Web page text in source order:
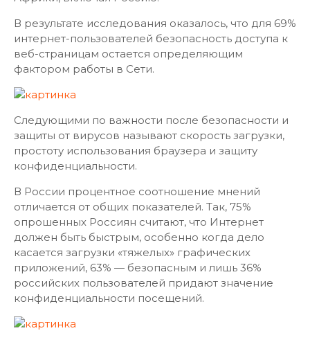
В результате исследования оказалось, что для 69%
интернет-пользователей безопасность доступа к
веб-страницам остается определяющим
фактором работы в Сети.
Следующими по важности после безопасности и
защиты от вирусов называют скорость загрузки,
простоту использования браузера и защиту
конфиденциальности.
В России процентное соотношение мнений
отличается от общих показателей. Так, 75%
опрошенных Россиян считают, что Интернет
должен быть быстрым, особенно когда дело
касается загрузки «тяжелых» графических
приложений, 63% — безопасным и лишь 36%
российских пользователей придают значение
конфиденциальности посещений.